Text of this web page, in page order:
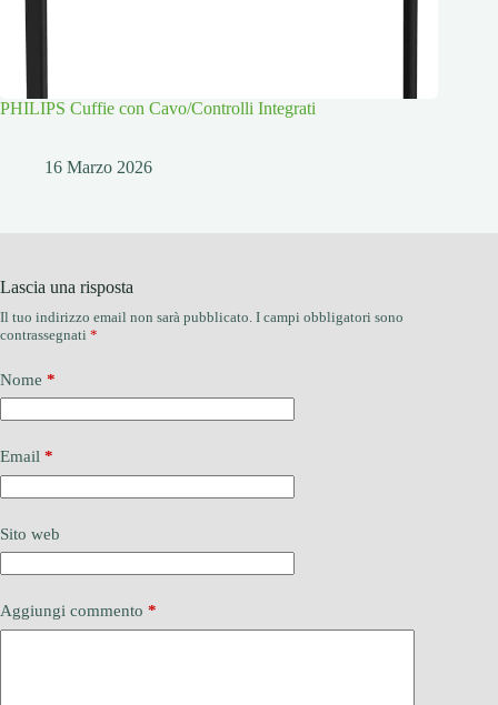
PHILIPS Cuffie con Cavo/Controlli Integrati
16 Marzo 2026
Lascia una risposta
Il tuo indirizzo email non sarà pubblicato. I campi obbligatori sono
contrassegnati *
Nome *
Email *
Sito web
Aggiungi commento *